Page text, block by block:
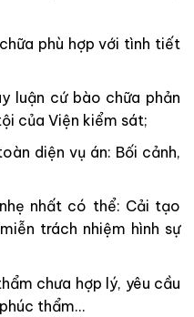
phù hợp với tình tiết
luận cứ bào chữa phản
của Viện kiểm sát;
diện vụ án: Bối cảnh,
nhất có thể: Cải tạo
trách nhiệm hình sự
chưa hợp lý, yêu cầu
thẩm…